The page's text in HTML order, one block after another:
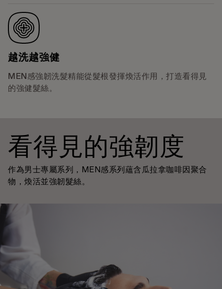
越洗越強健
MEN感強韌洗髮精能從髮根發揮煥活作用，打造看得見
的強健髮絲。
看得見的強韌度
作為男士專屬系列，MEN感系列蘊含瓜拉拿咖啡因聚合
物，煥活並強韌髮絲。